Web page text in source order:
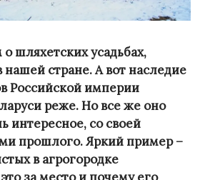
шляхетских усадьбах,
нашей стране. А вот наследие
Российской империи
реже. Но все же оно
интересное, со своей
прошлого. Яркий пример –
в агрогородке
за место и почему его